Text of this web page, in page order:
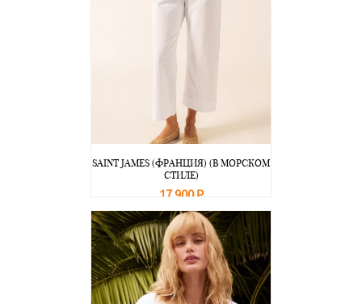
SAINT JAMES (ФРАНЦИЯ) (В МОРСКОМ
СТИЛЕ)
17 900 Р
В корзину Подробнее